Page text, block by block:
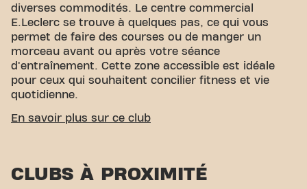
diverses commodités. Le centre commercial
E.Leclerc se trouve à quelques pas, ce qui vous
permet de faire des courses ou de manger un
morceau avant ou après votre séance
d'entraînement. Cette zone accessible est idéale
pour ceux qui souhaitent concilier fitness et vie
quotidienne.
ACCESSIBILITÉ FACILE
Parking:Un parking est disponible à proximité.
En savoir plus sur ce club
CLUBS À PROXIMITÉ